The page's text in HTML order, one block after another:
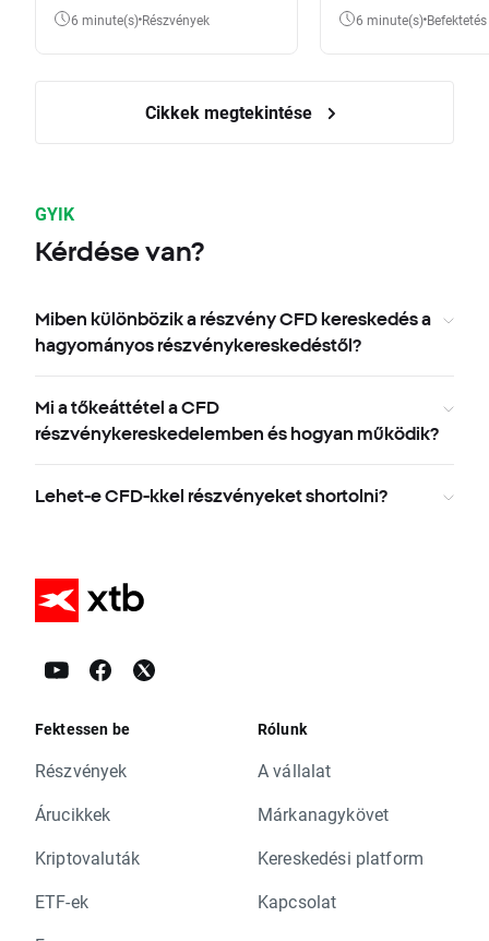
válasszunk?
6 minute(s) Részvények 6 minute(s) Befektetés
Cikkek megtekintése
GYIK
Kérdése van?
Miben különbözik a részvény CFD kereskedés a
hagyományos részvénykereskedéstől?
Mi a tőkeáttétel a CFD
részvénykereskedelemben és hogyan működik?
Lehet-e CFD-kkel részvényeket shortolni?
Fektessen be
Részvények
Árucikkek
Kriptovaluták
ETF-ek
Rólunk
A vállalat
Márkanagykövet
Kereskedési platform
Kapcsolat